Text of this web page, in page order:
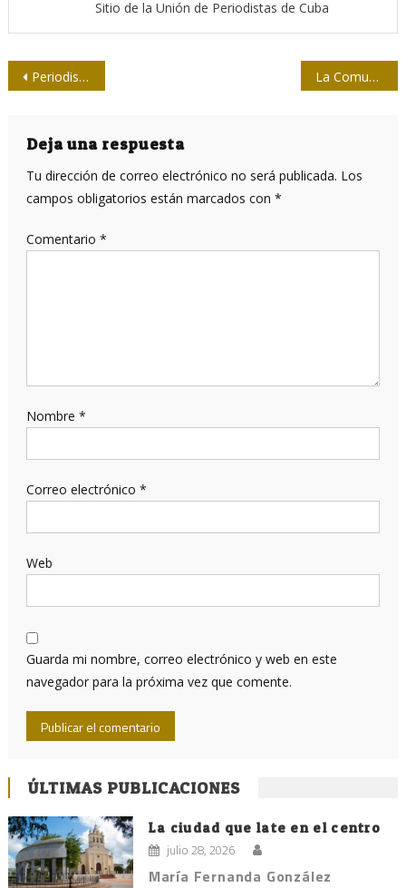
Sitio de la Unión de Periodistas de Cuba
Navegación
entradas
Periodismo y redes sociales en Cuba: ¿responsabilidad individual o excesos colectivos? La Comunicación, pilar esencial para el desarrollo de la sociedad cubana y del trabajo del Partido
Deja una respuesta
Tu dirección de correo electrónico no será publicada. Los
campos obligatorios están marcados con *
Comentario *
Nombre *
Correo electrónico *
Web
Guarda mi nombre, correo electrónico y web en este
navegador para la próxima vez que comente.
ÚLTIMAS PUBLICACIONES
La ciudad que late en el centro
julio 28, 2026
María Fernanda González